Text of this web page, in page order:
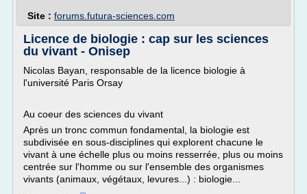
Site : forums.futura-sciences.com
Licence de biologie : cap sur les sciences
du vivant - Onisep
Nicolas Bayan, responsable de la licence biologie à
l'université Paris Orsay
Au coeur des sciences du vivant
Après un tronc commun fondamental, la biologie est
subdivisée en sous-disciplines qui explorent chacune le
vivant à une échelle plus ou moins resserrée, plus ou moins
centrée sur l'homme ou sur l'ensemble des organismes
vivants (animaux, végétaux, levures...) : biologie...